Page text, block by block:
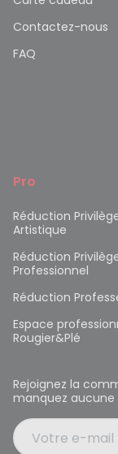
Contactez-nous
FAQ
Pro
Réduction
Artistique
Réduction
Professionnel
Réduction
Espace
Rougier&Plé
Rejoignez la
manquez
Votre e-mail